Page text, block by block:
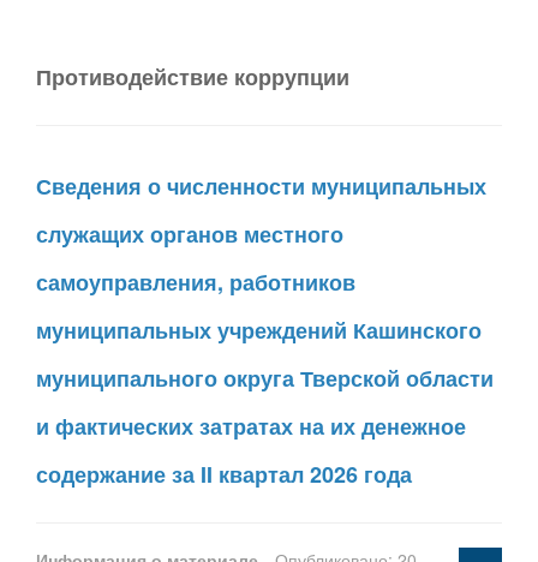
Противодействие коррупции
Сведения о численности муниципальных
служащих органов местного
самоуправления, работников
муниципальных учреждений Кашинского
муниципального округа Тверской области
и фактических затратах на их денежное
содержание за II квартал 2026 года